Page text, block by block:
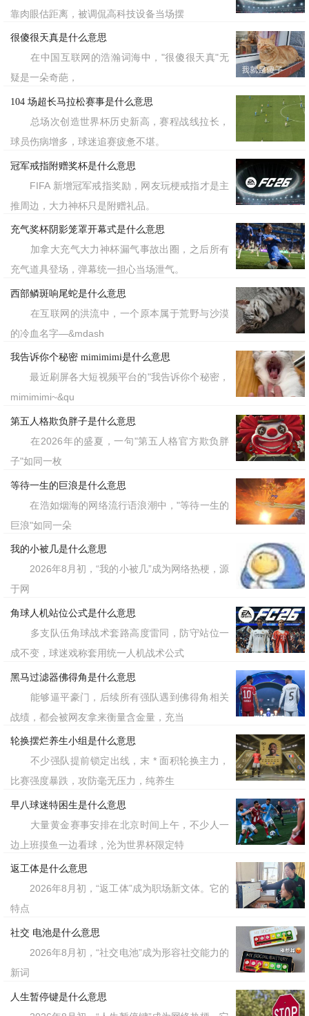
管音效”。这种将原本充满磁性的表演进
行极端解构并略带破坏性的处理方式，完
美击中了广大网友的幽默神经，使得这段
独立的搞
笑素材被录屏并疯狂传播。
从现代含义来看，“叫哥哥太小了”早
已超越了其字面上关于称谓的纠葛，演变
成了一种带有反叛意味的社交表达。它在
当前的语境中主要承载着三层意义：首
先，这是一种对于“文艺复兴”式油腻表达
的解构。当严肃的、自认为很酷的表达被
用戏谑且夸张的声线二次配音后，其原有
的本意被彻底消解，剩下的只有纯粹的荒
诞和幽默，它代表了网友们对强行营造人
设行为的一种集体反讽。其次，它成为了
一个全年龄段的社交互怼道具。在面对朋
友过于“夹子音”或者伪装深沉的瞬间，丢
出这样一段语音，往往能起到意想不到的
冷场和爆笑效果，而弹幕中大量刷起
的“叫地主”、“叫爷爷”等评论，也展现了
这代网民不愿被传统甜蜜陷阱束缚的清醒
态度。最后，它成了一种极低门槛的创作
符号。鉴于原版语音极难模仿的超长气泡
音门槛，许多创作者开始利用游戏角色、
宠物对嘴型或者特效 * 来复现这段对话，
让各种打破次元壁 的二次创作层出不穷。
从初代博主的深情低音炮，到评论区
神人制造的抽象气泡音，“叫哥哥太小
了”的走红轨迹，生动体现了当代网络文
化中将一切严肃事物进行“抽象化”处理的
特征。大家听到的不是暧昧，而是一种只
有这代人才能心领神会的集体笑点。
靠肉眼估距离，被调侃高科技设备当场摆
很傻很天真是什么意思
在中国互联网的浩瀚词海中，"很傻很天真"无
疑是一朵奇葩，
104 场超长马拉松赛事是什么意思
总场次创造世界杯历史新高，赛程战线拉长，
球员伤病增多，球迷追赛疲惫不堪。
冠军戒指附赠奖杯是什么意思
FIFA 新增冠军戒指奖励，网友玩梗戒指才是主
推周边，大力神杯只是附赠礼品。
充气奖杯阴影笼罩开幕式是什么意思
加拿大充气大力神杯漏气事故出圈，之后所有
充气道具登场，弹幕统一担心当场泄气。
西部鳞斑响尾蛇是什么意思
在互联网的洪流中，一个原本属于荒野与沙漠
的冷血名字—&mdash
我告诉你个秘密 mimimimi是什么意思
最近刷屏各大短视频平台的"我告诉你个秘密，
mimimimi~&qu
第五人格欺负胖子是什么意思
在2026年的盛夏，一句"第五人格官方欺负胖
子"如同一枚
等待一生的巨浪是什么意思
在浩如烟海的网络流行语浪潮中，"等待一生的
巨浪"如同一朵
我的小被几是什么意思
2026年8月初，“我的小被几”成为网络热梗，源
于网
角球人机站位公式是什么意思
多支队伍角球战术套路高度雷同，防守站位一
成不变，球迷戏称套用统一人机战术公式
黑马过滤器佛得角是什么意思
能够逼平豪门，后续所有强队遇到佛得角相关
战绩，都会被网友拿来衡量含金量，充当
轮换摆烂养生小组是什么意思
不少强队提前锁定出线，末 * 面积轮换主力，
比赛强度暴跌，攻防毫无压力，纯养生
早八球迷特困生是什么意思
大量黄金赛事安排在北京时间上午，不少人一
边上班摸鱼一边看球，沦为世界杯限定特
返工体是什么意思
2026年8月初，“返工体”成为职场新文体。它的
特点
社交 电池是什么意思
2026年8月初，“社交电池”成为形容社交能力的
新词
人生暂停键是什么意思